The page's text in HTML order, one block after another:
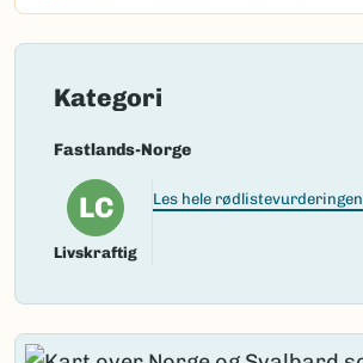
Kategori
Fastlands-Norge
LC
Livskraftig
Les hele rødlistevurderingen